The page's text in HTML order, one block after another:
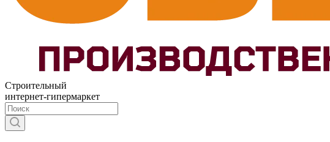
Строительный
интернет-гипермаркет